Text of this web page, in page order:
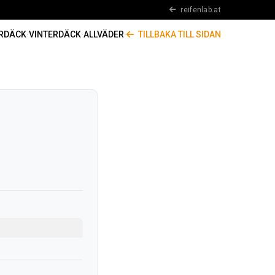
reifenlab.at
·VINTERDÄCK·ALLVÄDER· TILLBAKA TILL SIDAN